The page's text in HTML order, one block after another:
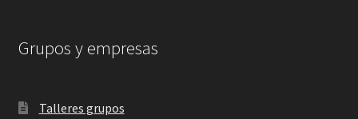
Grupos y empresas
Talleres grupos